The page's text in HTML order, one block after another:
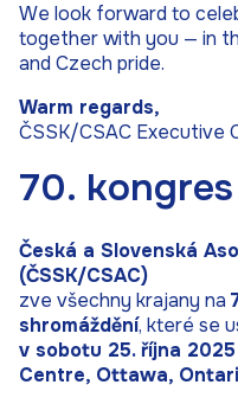
We look forward to
together with you — in
and Czech pride.
Warm regards,
ČSSK/CSAC Executive
70. kongres
Česká a Slovenská
(ČSSK/CSAC)
zve všechny krajany na
shromáždění, které se
v sobotu 25. října
Centre, Ottawa,